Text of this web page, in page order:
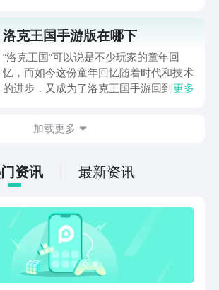
可以直接预约了，到时候公测上线也可以
直接下载，都是官方正版的链接。
洛克王国手游版在哪下
“洛克王国”可以说是不少玩家的童年回
忆，而如今这份童年回忆随着时代和技术
的进步，又成为了洛克王国手游回到了大
下面就给大家分享一下下载的链接，想要
更多
加载更多
资讯 最新资讯